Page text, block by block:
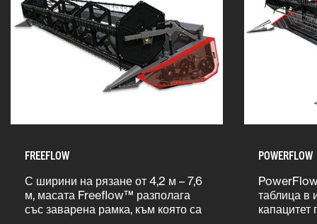
FREEFLOW
С ширини на рязане от 4,2 м – 7,6
м, масата Freeflow™ разполага
със заварена рамка, към която са
POWERFLOW
таблица в
капацитет